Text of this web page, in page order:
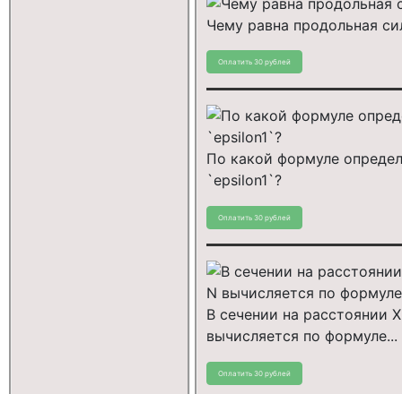
Чему равна продольная
По какой формуле
`epsilon1`?
В сечении на расстоянии
вычисляется по формуле...